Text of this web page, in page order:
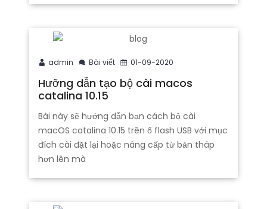
admin Bài viết 01-09-2020
Hưỡng dẫn tạo bộ cài macos
catalina 10.15
Bài này sẽ hướng dẫn bạn cách bộ cài
macOS catalina 10.15 trên ổ flash USB với mục
đích cài đặt lại hoặc nâng cấp từ bản thâp
hơn lên mà